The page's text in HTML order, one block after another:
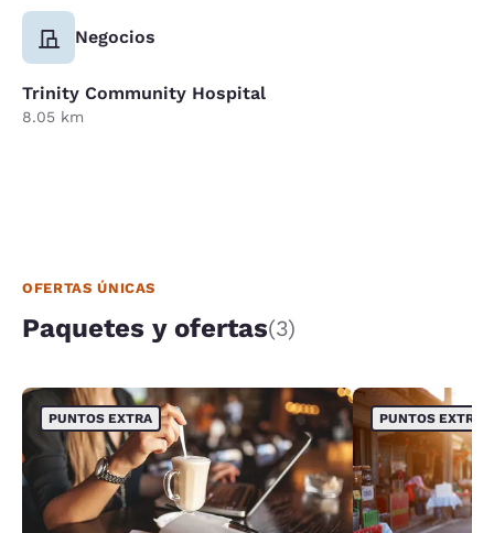
Negocios
Trinity Community Hospital
8.05 km
OFERTAS ÚNICAS
Paquetes y ofertas(3)
PUNTOS EXTRA PUNTOS EXTRA